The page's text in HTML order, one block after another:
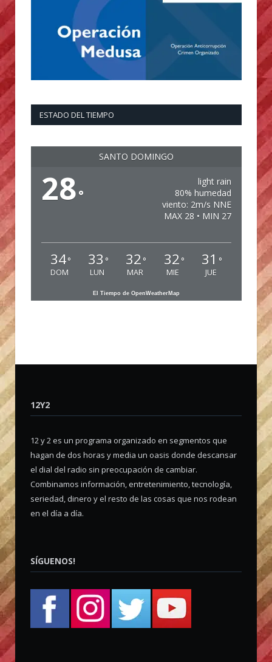
ESTADO DEL TIEMPO
SANTO DOMINGO
28°
light rain
80% humedad
viento: 2m/s NNE
MAX 28 • MIN 27
34°
DOM
33 °
LUN
32 °
MAR
32 °
MIE
31 °
JUE
El Tiempo de OpenWeatherMap
12Y2
12 y 2 es un programa organizado en segmentos que
hagan de dos horas y media un oasis donde descansar
el dial del radio sin preocupación de cambiar.
Combinamos información, entretenimiento, tecnología,
seriedad, dinero y el resto de las cosas que nos rodean
en el día a día.
SÍGUENOS!